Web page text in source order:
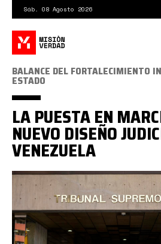
contenido
principal
Sáb. 08 Agosto 2026
tsj
BALANCE DEL FORTALECIMIENTO
ESTADO
LA PUESTA EN
NUEVO DISEÑO
VENEZUELA